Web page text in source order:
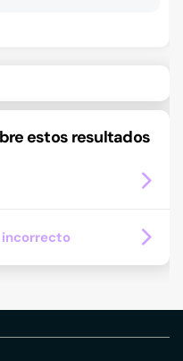
estos resultados
incorrecto